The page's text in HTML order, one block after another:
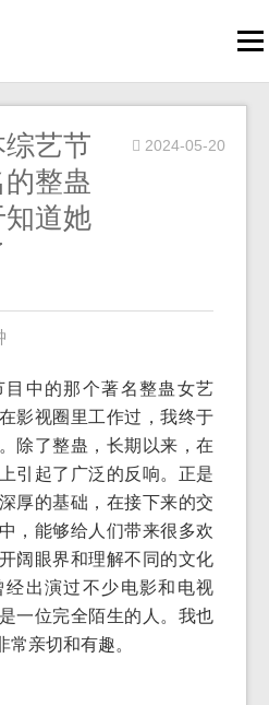
艺节
整蛊
道她
2024-05-20
中的那个著名整蛊女艺
影视圈里工作过，我终于
除了整蛊，长期以来，在
引起了广泛的反响。正是
厚的基础，在接下来的交
，能够给人们带来很多欢
阔眼界和理解不同的文化
出演过不少电影和电视
一位完全陌生的人。我也
亲切和有趣。